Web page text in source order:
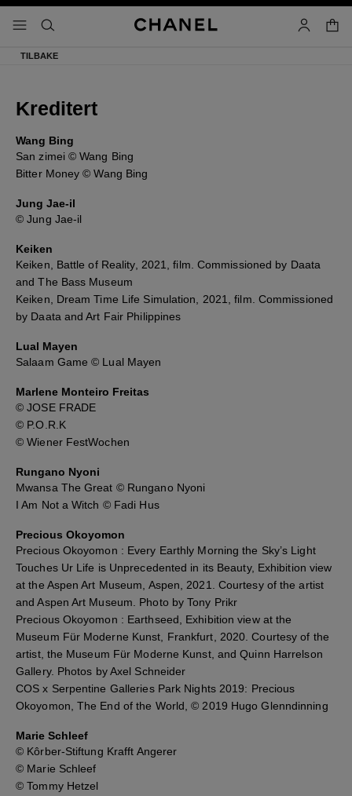
meny - hovednavigasjon
- hovednavigasjon
søk bruker
TILBAKE
Kreditert
Wang Bing
San zimei © Wang Bing
Bitter Money © Wang Bing
Jung Jae-il
© Jung Jae-il
Keiken
Keiken, Battle of Reality, 2021, film. Commissioned by Daata
and The Bass Museum
Keiken, Dream Time Life Simulation, 2021, film. Commissioned
by Daata and Art Fair Philippines
Lual Mayen
Salaam Game © Lual Mayen
Marlene Monteiro Freitas
© JOSE FRADE
© P.O.R.K
© Wiener FestWochen
Rungano Nyoni
Mwansa The Great © Rungano Nyoni
I Am Not a Witch © Fadi Hus
Precious Okoyomon
Precious Okoyomon : Every Earthly Morning the Sky’s Light
Touches Ur Life is Unprecedented in its Beauty, Exhibition view
at the Aspen Art Museum, Aspen, 2021. Courtesy of the artist
and Aspen Art Museum. Photo by Tony Prikr
Precious Okoyomon : Earthseed, Exhibition view at the
Museum Für Moderne Kunst, Frankfurt, 2020. Courtesy of the
artist, the Museum Für Moderne Kunst, and Quinn Harrelson
Gallery. Photos by Axel Schneider
COS x Serpentine Galleries Park Nights 2019: Precious
Okoyomon, The End of the World, © 2019 Hugo Glenndinning
Marie Schleef
© Kôrber-Stiftung Krafft Angerer
© Marie Schleef
© Tommy Hetzel